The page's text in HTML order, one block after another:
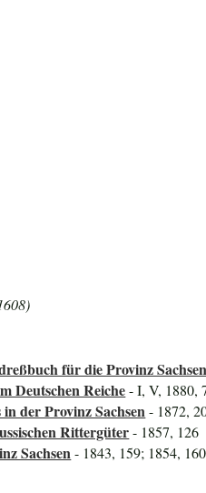
für die Provinz Sachsen
Deutschen Reiche- I, V, 1880,
der Provinz Sachsen- 1872,
Rittergüter- 1857, 126
Sachsen- 1843, 159; 1854, 160